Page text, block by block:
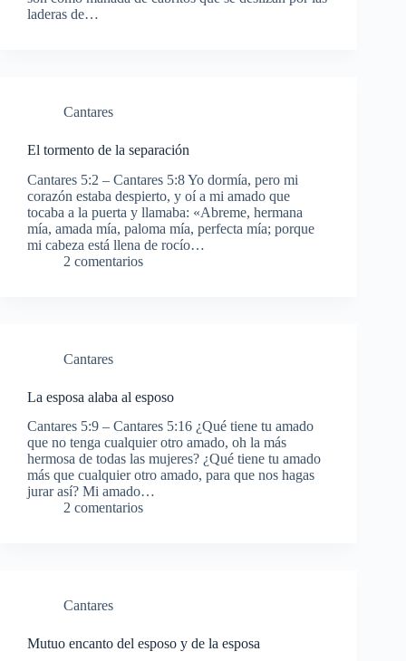
laderas de…
Cantares
El tormento de la separación
Cantares 5:2 – Cantares 5:8 Yo dormía, pero mi
corazón estaba despierto, y oí a mi amado que
tocaba a la puerta y llamaba: «Abreme, hermana
mía, amada mía, paloma mía, perfecta mía; porque
mi cabeza está llena de rocío…
2 comentarios
Cantares
La esposa alaba al esposo
Cantares 5:9 – Cantares 5:16 ¿Qué tiene tu amado
que no tenga cualquier otro amado, oh la más
hermosa de todas las mujeres? ¿Qué tiene tu amado
más que cualquier otro amado, para que nos hagas
jurar así? Mi amado…
2 comentarios
Cantares
Mutuo encanto del esposo y de la esposa